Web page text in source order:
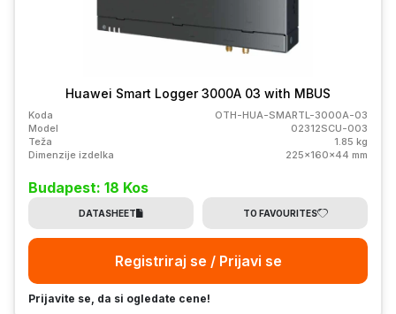
Huawei Smart Logger 3000A 03 with MBUS
Koda
OTH-HUA-SMARTL-3000A-03
Model
02312SCU-003
Teža
1.85 kg
Dimenzije izdelka
225x160x44 mm
Budapest: 18 Kos
DATASHEET TO FAVOURITES
Registriraj se / Prijavi se
Prijavite se, da si ogledate cene!